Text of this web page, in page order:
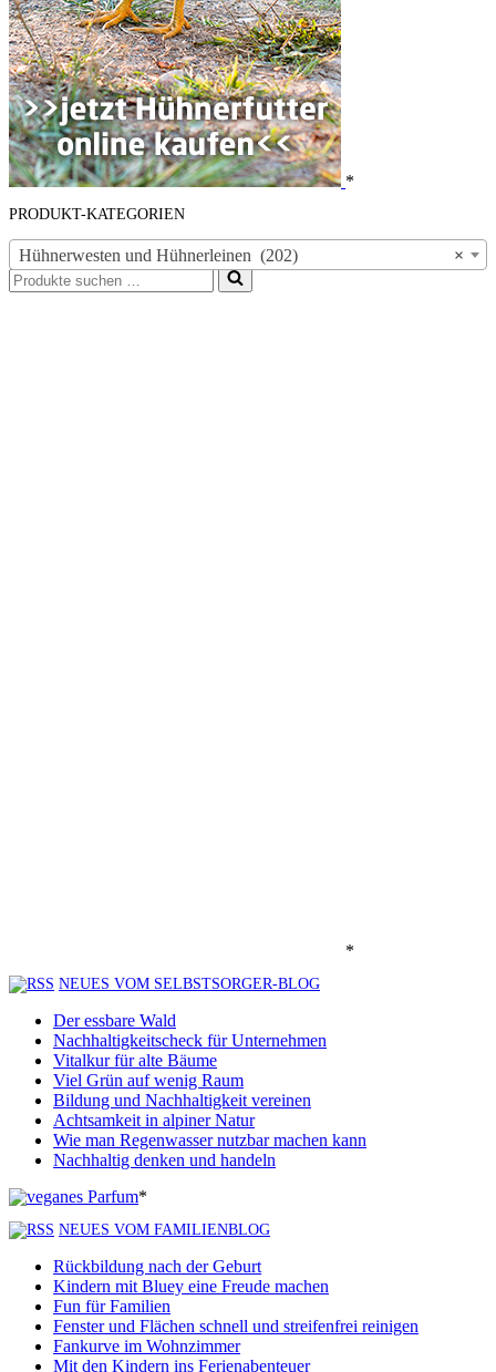
*
PRODUKT-KATEGORIEN
×
Hühnerwesten und Hühnerleinen (202)
Suchen
nach …
*
NEUES VOM SELBSTSORGER-BLOG
Der essbare Wald
Nachhaltigkeitscheck für Unternehmen
Vitalkur für alte Bäume
Viel Grün auf wenig Raum
Bildung und Nachhaltigkeit vereinen
Achtsamkeit in alpiner Natur
Wie man Regenwasser nutzbar machen kann
Nachhaltig denken und handeln
*
NEUES VOM FAMILIENBLOG
Rückbildung nach der Geburt
Kindern mit Bluey eine Freude machen
Fun für Familien
Fenster und Flächen schnell und streifenfrei reinigen
Fankurve im Wohnzimmer
Mit den Kindern ins Ferienabenteuer